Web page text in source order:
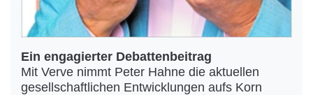
Ein engagierter Debattenbeitrag
Mit Verve nimmt Peter Hahne die aktuellen
gesellschaftlichen Entwicklungen aufs Korn